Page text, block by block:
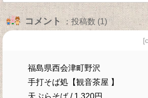
コメント：投稿数 (1)
福島県西会津町野沢
手打そば処【観音茶屋 】
天ぷらそば / 1,320円